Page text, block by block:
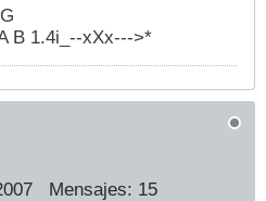
B 1.4i_--xXx--->*
Mensajes: 15